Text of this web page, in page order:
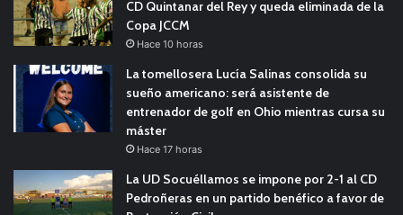
CD Quintanar del Rey y queda eliminada de la
Copa JCCM
Hace 10 horas
La tomellosera Lucía Salinas consolida su
sueño americano: será asistente de
entrenador de golf en Ohio mientras cursa su
máster
Hace 17 horas
La UD Socuéllamos se impone por 2-1 al CD
Pedroñeras en un partido benéfico a favor de